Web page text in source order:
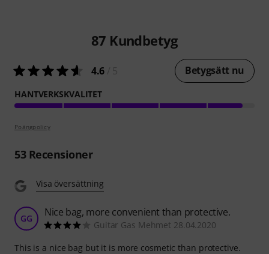
87 Kundbetyg
4.6 Betygsätt nu
HANTVERKSKVALITET
Poängpolicy
53Recensioner
Visa översättning
GG Nice bag, more convenient than protective.
Guitar Gas Mehmet 28.04.2020
This is a nice bag but it is more cosmetic than protective.